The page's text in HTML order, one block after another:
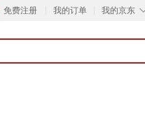
免费注册 我的订单 我的京东